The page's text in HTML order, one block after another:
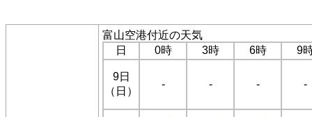
富山空港付近の天気
日
0時 3時 6時 9
9日
（日）
- - - -